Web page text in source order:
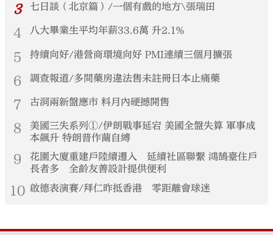
3 七日談（北京篇）/一個有戲的地方\張瑞田
4 八大畢業生平均年薪33.6萬 升2.1%
5 持續向好/港營商環境向好 PMI連續三個月擴張
6 調查報道/多間藥房違法售未註冊日本止痛藥
7 古洞兩新盤應市 料月內硬撼開售
8
美國三失系列①/伊朗戰事延宕 美國全盤失算 軍事成
本飆升 特朗普作繭自縛
9
花園大廈重建戶陸續遷入 延續社區聯繫 鴻鵠臺住戶
長者多 全齡友善設計提供便利
10 啟德表演賽/拜仁昨抵香港 零距離會球迷